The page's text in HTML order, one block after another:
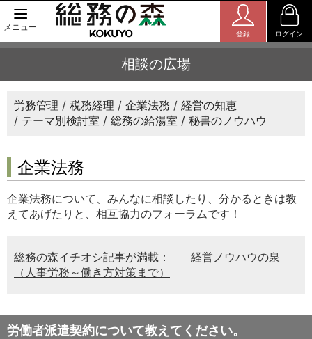
メニュー
登録 ログイン
相談の広場
労務管理 税務経理 企業法務
経営の知恵
テーマ別検討室
総務の給湯室 秘書のノウハウ
企業法務
企業法務について、みんなに相談したり、分かるときは教
えてあげたりと、相互協力のフォーラムです！
総務の森イチオシ記事が満載：
経営ノウハウの泉
（人事労務～働き方対策まで）
労働者派遣契約について教えてください。